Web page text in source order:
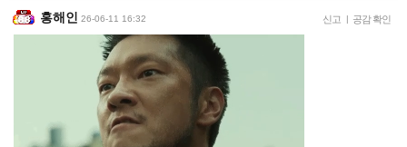
홍해인 26-06-11 16:32 신고 | 공감 확인